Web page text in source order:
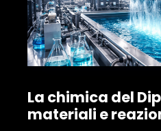
La chimica del
materiali e